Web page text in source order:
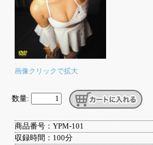
画像クリックで拡大
数量:
商品番号：YPM-101
収録時間：100分